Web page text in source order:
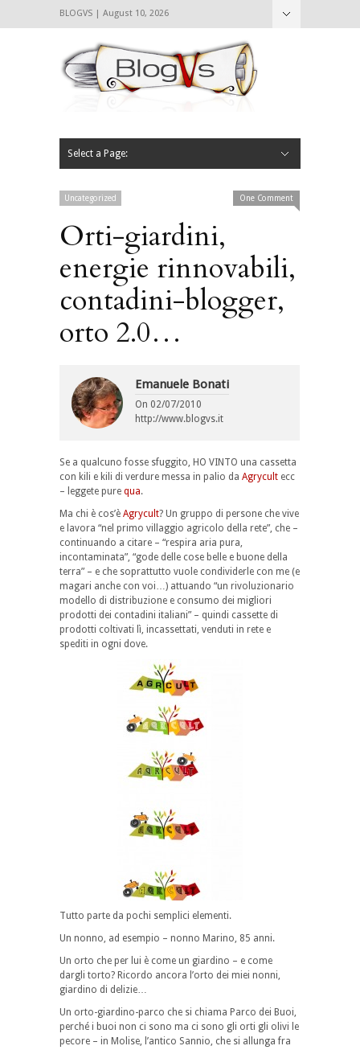
BLOGVS | August 10, 2026
Select a Page:
Uncategorized One Comment
Orti-giardini,
energie rinnovabili,
contadini-blogger,
orto 2.0…
Emanuele Bonati
On 02/07/2010
http://www.blogvs.it
Se a qualcuno fosse sfuggito, HO VINTO una cassetta
con kili e kili di verdure messa in palio da Agrycult ecc
– leggete pure qua.
Ma chi è cos’è Agrycult? Un gruppo di persone che vive
e lavora “nel primo villaggio agricolo della rete”, che –
continuando a citare – “respira aria pura,
incontaminata”, “gode delle cose belle e buone della
terra” – e che soprattutto vuole condividerle con me (e
magari anche con voi…) attuando “un rivoluzionario
modello di distribuzione e consumo dei migliori
prodotti dei contadini italiani” – quindi cassette di
prodotti coltivati lì, incassettati, venduti in rete e
spediti in ogni dove.
Tutto parte da pochi semplici elementi.
Un nonno, ad esempio – nonno Marino, 85 anni.
Un orto che per lui è come un giardino – e come
dargli torto? Ricordo ancora l’orto dei miei nonni,
giardino di delizie…
Un orto-giardino-parco che si chiama Parco dei Buoi,
perché i buoi non ci sono ma ci sono gli orti gli olivi le
pecore – in Molise, l’antico Sannio, che si allunga fra